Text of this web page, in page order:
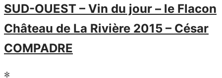
SUD-OUEST – Vin du jour – le Flacon
Château de La Rivière 2015 – César
COMPADRE
✻